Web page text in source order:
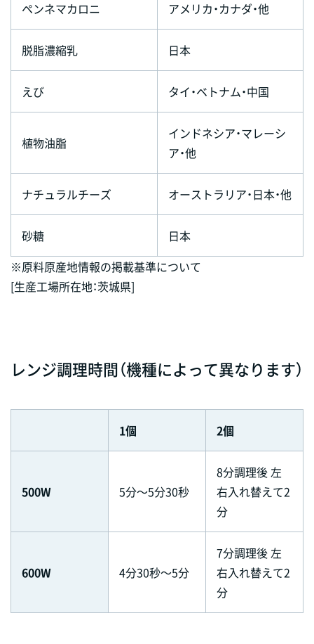
ペンネマカロニ アメリカ・カナダ・他
脱脂濃縮乳 日本
えび タイ・ベトナム・中国
植物油脂
インドネシア・マレーシ
ア・他
ナチュラルチーズ オーストラリア・日本・他
砂糖
日本
※原料原産地情報の掲載基準について
[生産工場所在地：茨城県]
レンジ調理時間（機種によって異なります）
1個 2個
500W 5分～5分30秒
8分調理後 左
右入れ替えて2
分
600W 4分30秒～5分
7分調理後 左
右入れ替えて2
分